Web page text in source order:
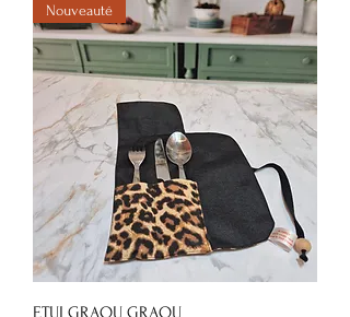
Nouveauté
ETUI GRAOU GRAOU